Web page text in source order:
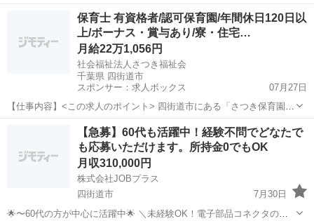
いの心配ゼロ！ ◇ • 個室1R完全無料！ • 即日入寮OK！など ◇ 所持金
ゼロでもスタートできる！ ...
四街道市 工場 未経験
保育士 有資格者/認可保育園/年間休日120日以
上/ボーナス・賞与あり/寮・住宅…
月給22万1,056円
社会福祉法人さつき福祉会
千葉県 四街道市
スポンサー：求人ボックス
07月27日
【仕事内容】<この求人のポイント> 四街道市にある「さつき保育園」
は、0歳から5歳児を対象とした定員90名の園です。子どもたち一人ひ
とりを大切にし、保護者から信頼され、地域にも愛される保育園を目
指しています。当園では、子どもたちの...
【急募】60代も活躍中！経験不問でどなたで
も応募いただけます。所持金0でもOK
月収310,000円
株式会社JOBプラス
四街道市
7月30日
🌟〜60代の方が中心に活躍中🌟 ＼未経験OK！電子部品コネクタの製